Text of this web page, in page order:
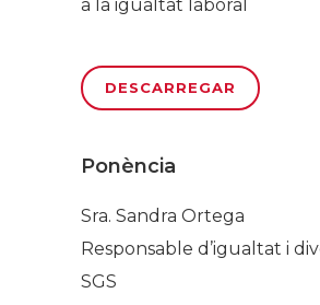
a la igualtat laboral
DESCARREGAR
Ponència
Sra. Sandra Ortega
Responsable d’igualtat i
SGS